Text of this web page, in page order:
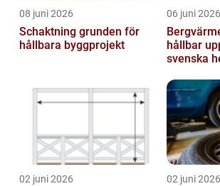
08 juni 2026
Schaktning grunden för
hållbara byggprojekt
06 juni 2026
Bergvärme effektiv
hållbar
svenska
02 juni 2026 02 juni 2026